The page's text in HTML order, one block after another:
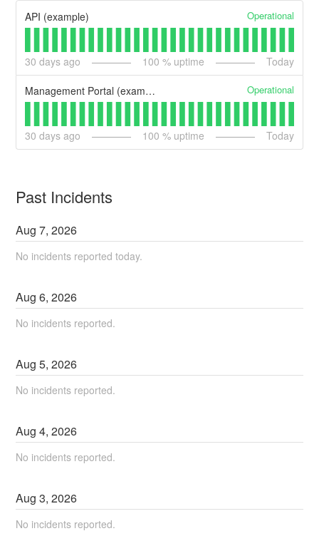
API (example) Operational
30 days ago 100 % uptime Today
Management Portal (example) Operational
30 days ago 100 % uptime Today
Past Incidents
Aug7,2026
No incidents reported today.
Aug6,2026
No incidents reported.
Aug5,2026
No incidents reported.
Aug4,2026
No incidents reported.
Aug3,2026
No incidents reported.